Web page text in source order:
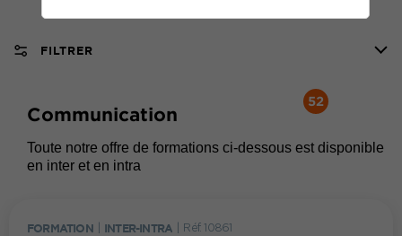
FILTRER
Communication
52
Toute notre offre de formations ci-dessous est disponible
en inter et en intra
FORMATION INTER-INTRA Réf. 10861